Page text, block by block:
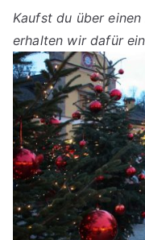
Kaufst du über
erhalten wir dafür